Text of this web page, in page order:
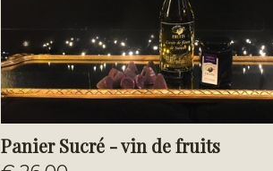
Panier Sucré - vin de fruits